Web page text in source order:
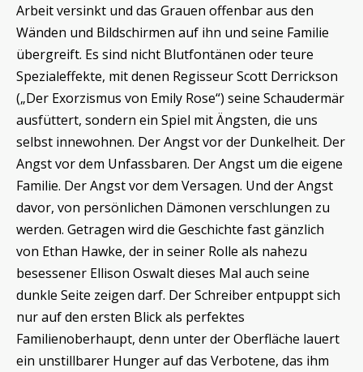
Arbeit versinkt und das Grauen offenbar aus den
Wänden und Bildschirmen auf ihn und seine Familie
übergreift. Es sind nicht Blutfontänen oder teure
Spezialeffekte, mit denen Regisseur Scott Derrickson
(„Der Exorzismus von Emily Rose“) seine Schaudermär
ausfüttert, sondern ein Spiel mit Ängsten, die uns
selbst innewohnen. Der Angst vor der Dunkelheit. Der
Angst vor dem Unfassbaren. Der Angst um die eigene
Familie. Der Angst vor dem Versagen. Und der Angst
davor, von persönlichen Dämonen verschlungen zu
werden. Getragen wird die Geschichte fast gänzlich
von Ethan Hawke, der in seiner Rolle als nahezu
besessener Ellison Oswalt dieses Mal auch seine
dunkle Seite zeigen darf. Der Schreiber entpuppt sich
nur auf den ersten Blick als perfektes
Familienoberhaupt, denn unter der Oberfläche lauert
ein unstillbarer Hunger auf das Verbotene, das ihm